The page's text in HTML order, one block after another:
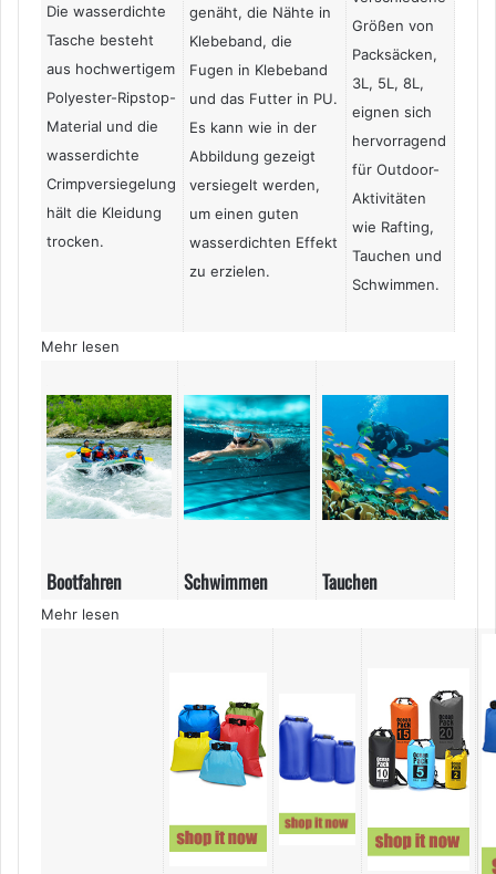
Die wasserdichte
Tasche besteht
aus hochwertigem
Polyester-Ripstop-
Material und die
wasserdichte
Crimpversiegelung
hält die Kleidung
trocken.
genäht, die Nähte in
Klebeband, die
Fugen in Klebeband
und das Futter in PU.
Es kann wie in der
Abbildung gezeigt
versiegelt werden,
um einen guten
wasserdichten Effekt
zu erzielen.
Größen von
Packsäcken,
3L, 5L, 8L,
eignen sich
hervorragend
für Outdoor-
Aktivitäten
wie Rafting,
Tauchen und
Schwimmen.
Mehr lesen
Bootfahren Schwimmen Tauchen
Mehr lesen